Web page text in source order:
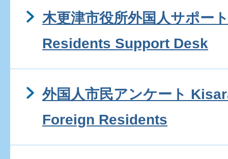
木更津市役所外国人サポー
Residents Support Desk
外国人市民アンケート
Foreign Residents